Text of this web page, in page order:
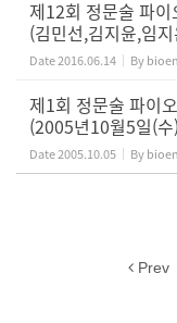
제12회 정문술 파
(김민선,김지윤,임
Date2016.06.14 By
제1회 정문술 파이
(2005년10월5일(
Date2005.10.05 By
Prev